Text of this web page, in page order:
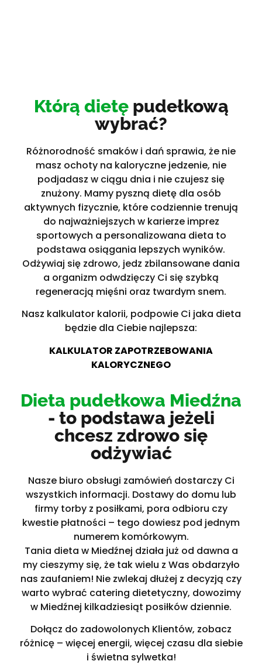
Którą dietępudełkową
wybrać?
Różnorodność smaków i dań sprawia, że nie
masz ochoty na kaloryczne jedzenie, nie
podjadasz w ciągu dnia i nie czujesz się
znużony. Mamy pyszną dietę dla osób
aktywnych fizycznie, które codziennie trenują
do najważniejszych w karierze imprez
sportowych a personalizowana dieta to
podstawa osiągania lepszych wyników.
Odżywiaj się zdrowo, jedz zbilansowane dania
a organizm odwdzięczy Ci się szybką
regeneracją mięśni oraz twardym snem.
Nasz kalkulator kalorii, podpowie Ci jaka dieta
będzie dla Ciebie najlepsza:
KALKULATOR ZAPOTRZEBOWANIA
KALORYCZNEGO
Dieta pudełkowa Miedźna
- to podstawa jeżeli
chcesz zdrowo się
odżywiać
Nasze biuro obsługi zamówień dostarczy Ci
wszystkich informacji. Dostawy do domu lub
firmy torby z posiłkami, pora odbioru czy
kwestie płatności – tego dowiesz pod jednym
numerem komórkowym.
Tania dieta w Miedźnej działa już od dawna a
my cieszymy się, że tak wielu z Was obdarzyło
nas zaufaniem! Nie zwlekaj dłużej z decyzją czy
warto wybrać catering dietetyczny, dowozimy
w Miedźnej kilkadziesiąt posiłków dziennie.
Dołącz do zadowolonych Klientów, zobacz
różnicę – więcej energii, więcej czasu dla siebie
i świetna sylwetka!